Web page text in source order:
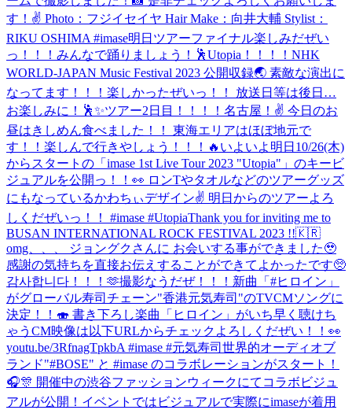
す！✌️ Photo：フジイセイヤ Hair Make：向井大輔 Stylist：
RIKU OSHIMA #imase明日ツアーファイナル楽しみだぜい
っ！！！みんなで踊りましょう！🕺Utopia！！！！ NHK
WORLD-JAPAN Music Festival 2023 公開収録🌏 素敵な演出に
なってます！！！楽しかったぜいっ！！ 放送日等は後日…
お楽しみに！🕺✨ツアー2日目！！！！名古屋！✌️ 今日のお
昼はきしめん食べました！！ 東海エリアはほぼ地元で
す！！楽しんで行きやしょう！！！🔥 いよいよ明日10/26(木)
からスタートの「imase 1st Live Tour 2023 "Utopia"」のキービ
ジュアルを公開っ！！👀 ロンTやタオルなどのツアーグッズ
にもなっているかわちぃデザイン✌ 明日からのツアーよろ
しくだぜいっ！！ #imase #UtopiaThank you for inviting me to
BUSAN INTERNATIONAL ROCK FESTIVAL 2023 !!🇰🇷
omg、、、 ジョングクさんに お会いする事ができました🥹
感謝の気持ちを直接お伝えすることができてよかったです🥺
감사합니다！！！🫶撮影なうだぜ！！！ 新曲「#ヒロイン」
がグローバル寿司チェーン"香港元気寿司"のTVCMソングに
決定！！🍣 書き下ろし楽曲「ヒロイン」がいち早く聴けち
ゃうCM映像は以下URLからチェックよろしくだぜい！！👀
youtu.be/3RfnagTpkbA #imase #元気寿司 世界的オーディオブ
ランド"#BOSE" と #imase のコラボレーションがスタート！
🎧🎊 開催中の渋谷ファッションウィークにてコラボビジュ
アルが公開！イベントではビジュアルで実際にimaseが着用